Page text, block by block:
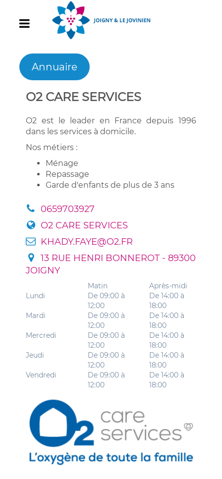
Annuaire
O2 CARE SERVICES
O2 est le leader en France depuis 1996
dans les services à domicile.
Nos métiers :
Ménage
Repassage
Garde d'enfants de plus de 3 ans
0659703927
O2 CARE SERVICES
KHADY.FAYE@O2.FR
13 RUE HENRI BONNEROT - 89300
JOIGNY
Matin
Après-midi
Lundi
De 09:00 à
12:00
De 14:00 à
18:00
Mardi
De 09:00 à
12:00
De 14:00 à
18:00
Mercredi
De 09:00 à
12:00
De 14:00 à
18:00
Jeudi
De 09:00 à
12:00
De 14:00 à
18:00
Vendredi
De 09:00 à
12:00
De 14:00 à
18:00